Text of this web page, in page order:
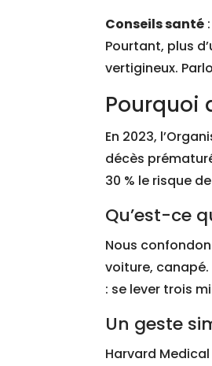
Conseils santé
Pourtant, plus
vertigineux.
Pourquoi
En 2023,
décès
30 % le risque
Qu’est-ce
Nous
voiture, canapé.
: se lever trois
Un geste
Harvard